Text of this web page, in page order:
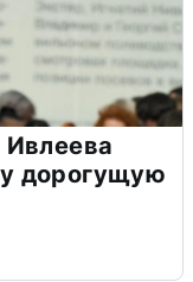
дорогущую